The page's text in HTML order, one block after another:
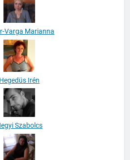
Varga Marianna
Hegedüs Irén
Szabolcs